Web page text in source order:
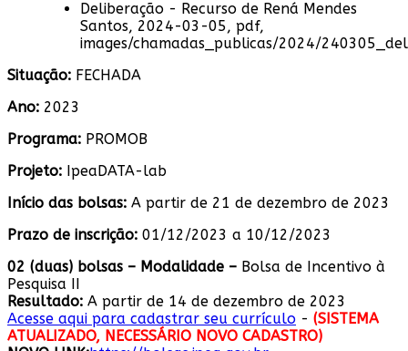
Deliberação - Recurso de Rená Mendes
Santos, 2024-03-05, pdf,
images/chamadas_publicas/2024/
Situação: FECHADA
Ano: 2023
Programa: PROMOB
Projeto: IpeaDATA-lab
Início das bolsas: A partir de 21 de dezembro de 2023
Prazo de inscrição: 01/12/2023 a 10/12/2023
02 (duas) bolsas – Modalidade – Bolsa de Incentivo à
Pesquisa II
Resultado: A partir de 14 de dezembro de 2023
Acesse aqui para cadastrar seu currículo - (SISTEMA
ATUALIZADO, NECESSÁRIO NOVO CADASTRO)